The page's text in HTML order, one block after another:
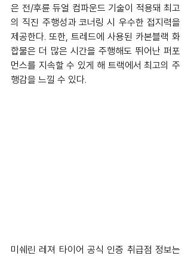
은 전/후륜 듀얼 컴파운드 기술이 적용돼 최고
의 직진 주행성과 코너링 시 우수한 접지력을
제공한다. 또한, 트레드에 사용된 카본블랙 화
합물은 더 많은 시간을 주행해도 뛰어난 퍼포
먼스를 지속할 수 있게 해 트랙에서 최고의 주
행감을 느낄 수 있다.
미쉐린 레져 타이어 공식 인증 취급점 정보는